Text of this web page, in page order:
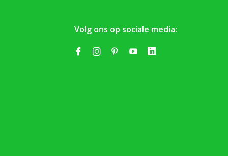
Volg ons op sociale media: